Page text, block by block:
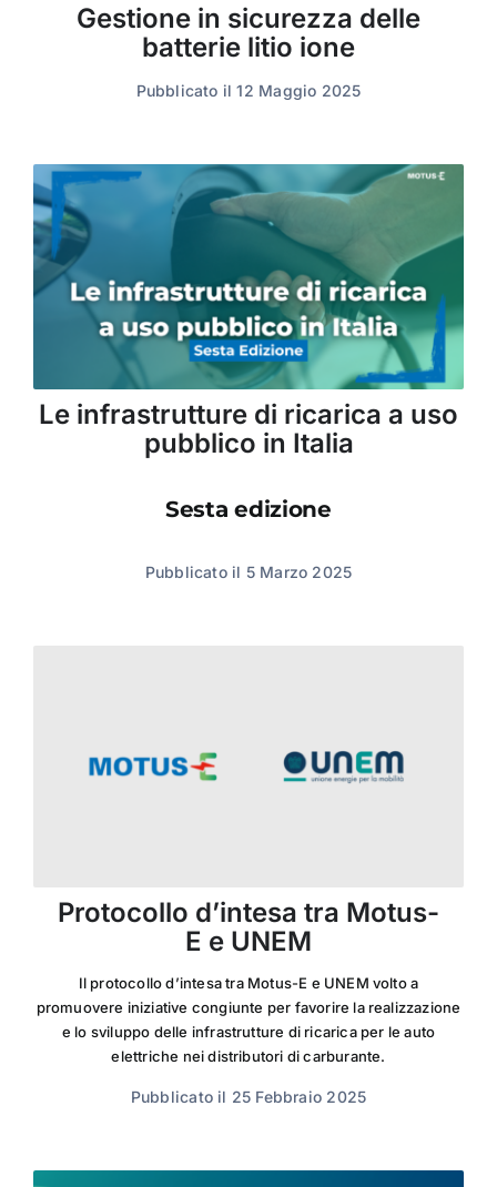
Gestione in sicurezza delle
batterie litio ione
Pubblicato il 12 Maggio 2025
Le infrastrutture di ricarica a uso
pubblico in Italia
Sesta edizione
Pubblicato il 5 Marzo 2025
Protocollo d’intesa tra Motus-
E e UNEM
Il protocollo d’intesa tra Motus-E e UNEM volto a
promuovere iniziative congiunte per favorire la realizzazione
e lo sviluppo delle infrastrutture di ricarica per le auto
elettriche nei distributori di carburante.
Pubblicato il 25 Febbraio 2025